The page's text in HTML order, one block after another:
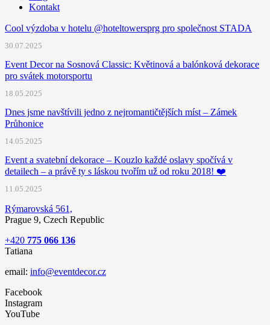
Kontakt
Cool výzdoba v hotelu @hoteltowersprg pro společnost STADA
30.07.2025
Event Decor na Sosnová Classic: Květinová a balónková dekorace
pro svátek motorsportu
18.05.2025
Dnes jsme navštívili jedno z nejromantičtějších míst – Zámek
Průhonice
14.05.2025
Event a svatební dekorace – Kouzlo každé oslavy spočívá v
detailech – a právě ty s láskou tvořím už od roku 2018! ❤️
11.05.2025
Rýmarovská 561,
Prague 9, Czech Republic
+420 775 066 136
Tatiana
email: info@eventdecor.cz
Facebook
Instagram
YouTube